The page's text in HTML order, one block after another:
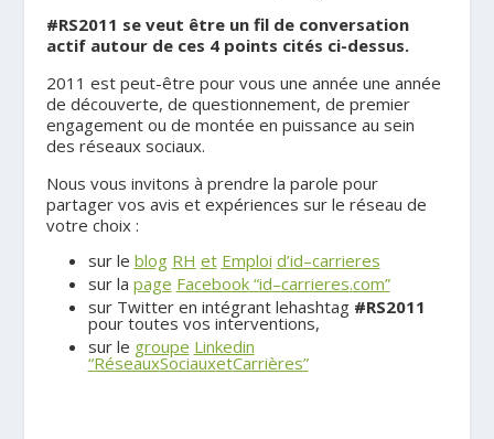
#RS2011 se veut être un fil de conversation
actif autour de ces 4 points cités ci-dessus.
2011 est peut-être pour vous une année une année
de découverte, de questionnement, de premier
engagement ou de montée en puissance au sein
des réseaux sociaux.
Nous vous invitons à prendre la parole pour
partager vos avis et expériences sur le réseau de
votre choix :
sur le blog RH et Emploi d’id–carrieres
sur la page Facebook“id–carrieres.com”
sur Twitter en intégrant lehashtag #RS2011
pour toutes vos interventions,
sur le groupe Linkedin
“RéseauxSociauxetCarrières”